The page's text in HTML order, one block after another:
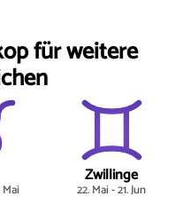
für weitere
Mai
Zwillinge
22. Mai - 21. Jun